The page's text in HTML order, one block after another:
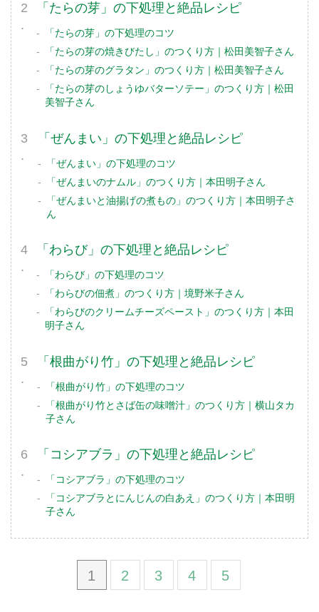
「たらの芽」の下処理と絶品レシピ
「たらの芽」の下処理のコツ
「たらの芽の焼きびたし」のつくり方｜松田美智子さん
「たらの芽のグラタン」のつくり方｜松田美智子さん
「たらの芽のしょうゆバターソテー」のつくり方｜松田
美智子さん
「ぜんまい」の下処理と絶品レシピ
「ぜんまい」の下処理のコツ
「ぜんまいのナムル」のつくり方｜本田明子さん
「ぜんまいと油揚げの煮もの」のつくり方｜本田明子さ
ん
「わらび」の下処理と絶品レシピ
「わらび」の下処理のコツ
「わらびの佃煮」のつくり方｜境野米子さん
「わらびのクリームチーズペースト」のつくり方｜本田
明子さん
「根曲がり竹」の下処理と絶品レシピ
「根曲がり竹」の下処理のコツ
「根曲がり竹とさば缶の味噌汁」のつくり方｜横山タカ
子さん
「コシアブラ」の下処理と絶品レシピ
「コシアブラ」の下処理のコツ
「コシアブラとにんじんの白あえ」のつくり方｜本田明
子さん
1 2 3 4 5